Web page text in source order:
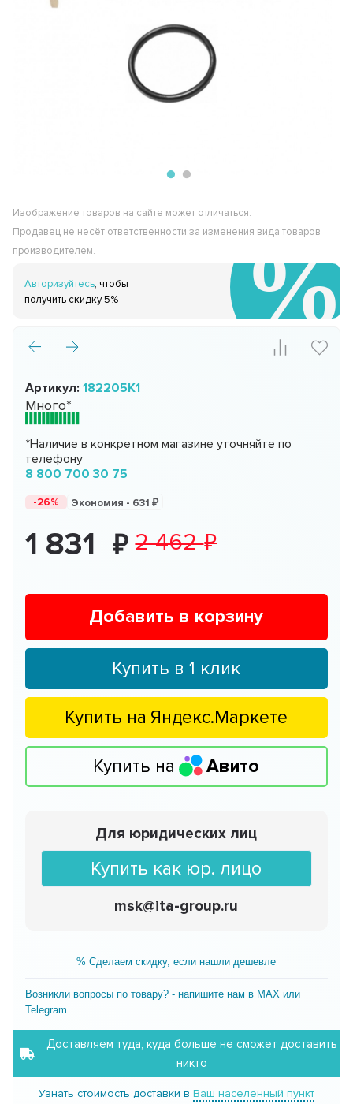
Изображение товаров на сайте может отличаться.
Продавец не несёт ответственности за изменения вида товаров
производителем.
Авторизуйтесь, чтобы
получить скидку 5%
Артикул:182205K1
Много*
*Наличие в конкретном магазине уточняйте по
телефону
8 800 700 30 75
-26% Экономия - 631
1 831 2 462
Добавить в корзину
Купить в 1 клик
Купить на Яндекс.Маркете
Купить на Авито
Для юридических лиц
Купить как юр. лицо
msk@ita-group.ru
% Сделаем скидку, если нашли дешевле
Возникли вопросы по товару? - напишите нам в MAX или
Telegram
Доставляем туда, куда больше не сможет доставить
никто
Узнать стоимость доставки в Ваш населенный пункт